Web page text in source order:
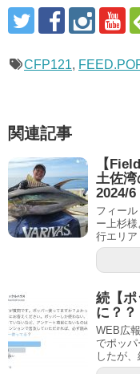
CFP121,
関連記事
【
土佐湾
2024/6
フィー
ー上杉
行エリ
続【
に？？
WEB広
でポッパ
したが